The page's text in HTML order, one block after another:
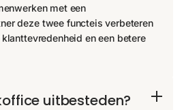
met een
deze twee functeis verbeteren
en een betere
uitbesteden?